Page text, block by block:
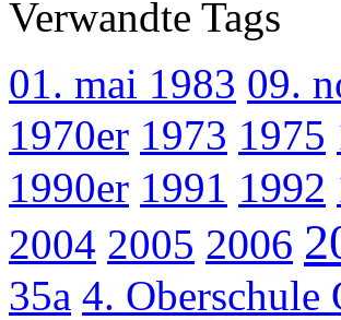
Verwandte Tags
01. mai 1983 09.
1970er 1973 1975
1990er 1991 1992
2004 2005 2006
35a 4.